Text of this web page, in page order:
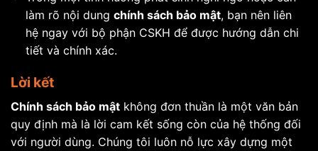
làm rõ nội dung chính sách bảo mật, bạn nên liên
hệ ngay với bộ phận CSKH để được hướng dẫn chi
tiết và chính xác.
Lời kết
Chính sách bảo mật không đơn thuần là một văn bản
quy định mà là lời cam kết sống còn của hệ thống đối
với người dùng. Chúng tôi luôn nỗ lực xây dựng một